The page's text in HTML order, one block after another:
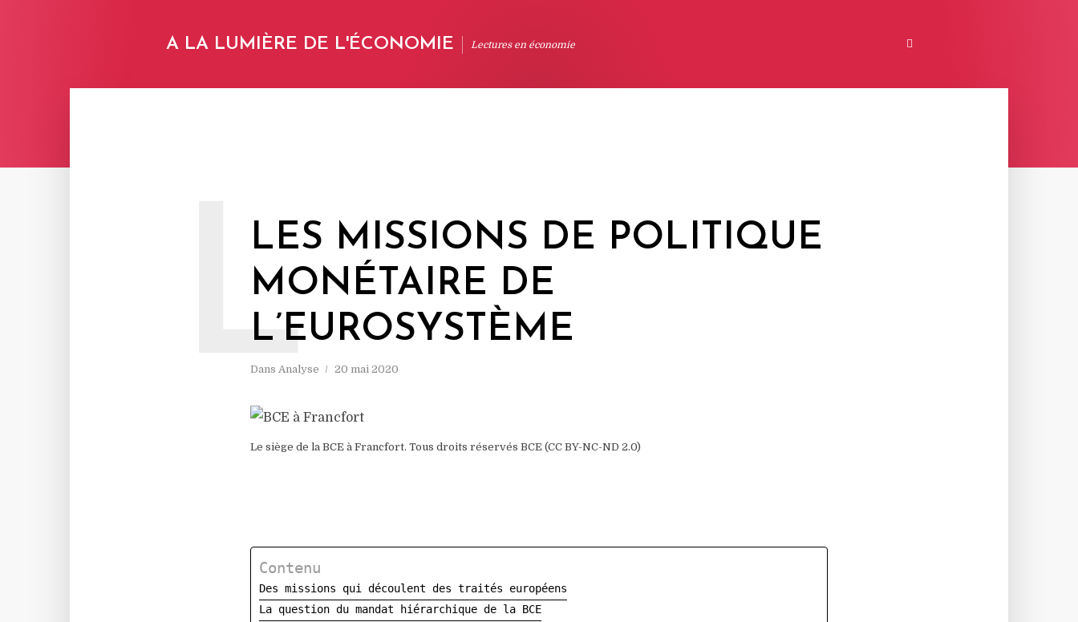
A LA LUMIÈRE DE L'ÉCONOMIE Lectures en économie
LES MISSIONS DE POLITIQUE
MONÉTAIRE DE
L’EUROSYSTÈME
Dans Analyse 20 mai 2020
L
Le siège de la BCE à Francfort. Tous droits réservés BCE (CC BY-NC-ND 2.0)
Contenu
Des missions qui découlent des traités européens
La question du mandat hiérarchique de la BCE